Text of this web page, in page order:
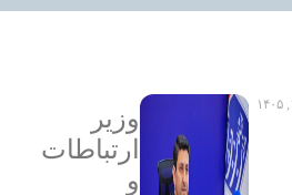
ارتباطات
و